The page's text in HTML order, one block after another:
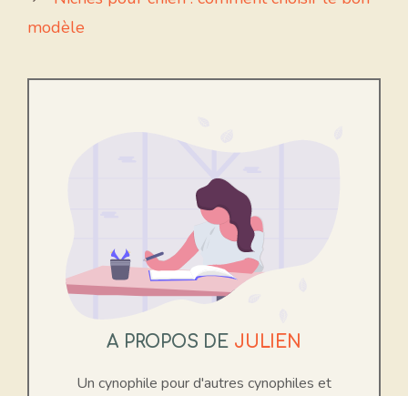
modèle
A PROPOS DE JULIEN
Un cynophile pour d'autres cynophiles et